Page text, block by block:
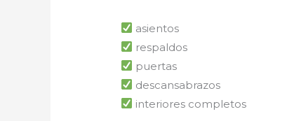
asientos
respaldos
puertas
descansabrazos
interiores completos